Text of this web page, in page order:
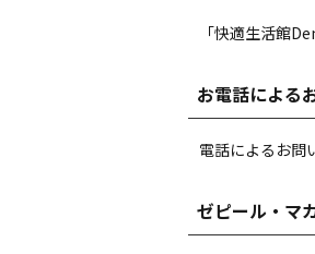
「快適生活館
お電話による
電話によるお問
ゼピール・マ